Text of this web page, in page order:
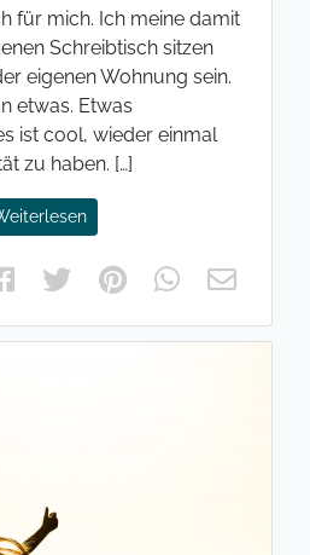
für mich. Ich meine damit
Schreibtisch sitzen
eigenen Wohnung sein.
etwas. Etwas
ist cool, wieder einmal
zu haben. […]